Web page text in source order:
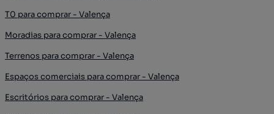
T0 para comprar - Valença
Moradias para comprar - Valença
Terrenos para comprar - Valença
Espaços comerciais para comprar - Valença
Escritórios para comprar - Valença